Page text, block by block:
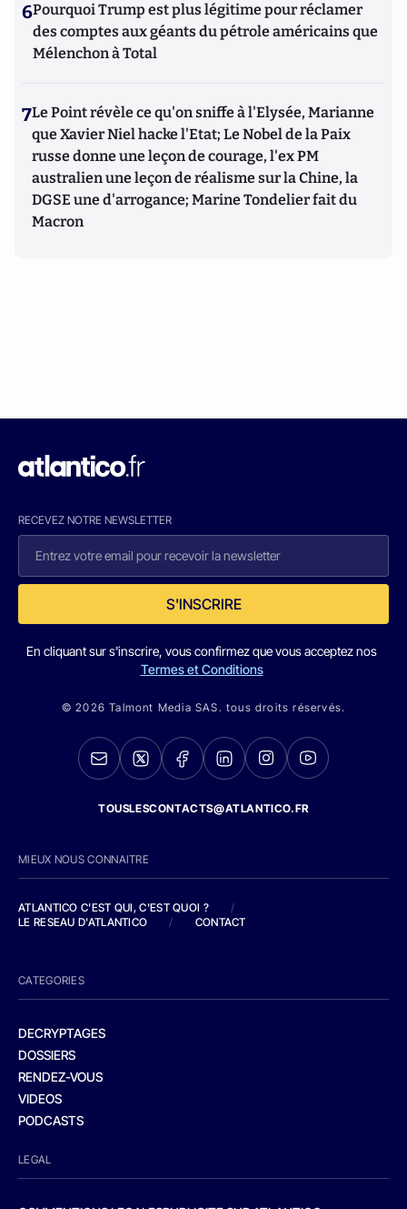
6Pourquoi Trump est plus légitime pour réclamer
des comptes aux géants du pétrole américains que
Mélenchon à Total
7Le Point révèle ce qu'on sniffe à l'Elysée, Marianne
que Xavier Niel hacke l'Etat; Le Nobel de la Paix
russe donne une leçon de courage, l'ex PM
australien une leçon de réalisme sur la Chine, la
DGSE une d'arrogance; Marine Tondelier fait du
Macron
RECEVEZ NOTRE NEWSLETTER
S'INSCRIRE
En cliquant sur s'inscrire, vous confirmez que vous acceptez nos
Termes et Conditions
© 2026 Talmont Media SAS. tous droits réservés.
TOUSLESCONTACTS@ATLANTICO.FR
MIEUX NOUS CONNAITRE
ATLANTICO C'EST QUI, C'EST QUOI ?
/
LE RESEAU D'ATLANTICO
/ CONTACT
CATEGORIES
DECRYPTAGES
DOSSIERS
RENDEZ-VOUS
VIDEOS
PODCASTS
LEGAL